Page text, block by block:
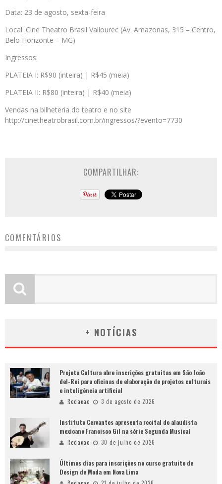
Data: 23 de agosto, sexta-feira
Local: Cine Theatro Brasil Vallourec (Av. Amazonas, 315 – Centro,
Belo Horizonte – MG)
Ingressos:
PLATEIA I: R$90 (inteira) | R$45 (meia)
PLATEIA II: R$80 (inteira) | R$40 (meia)
Vendas na bilheteria do teatro e no site
http://cinetheatrobrasil.com.br/ingressos/?evento=7730
COMPARTILHAR:
COMENTÁRIOS
+ NOTÍCIAS
Projeta Cultura abre inscrições gratuitas em São João
del-Rei para oficinas de elaboração de projetos culturais
e inteligência artificial
Redacao 3 de agosto de 2026
Instituto Cervantes apresenta recital do alaudista
mexicano Francisco Gil na série Segunda Musical
Redacao 30 de julho de 2026
Últimos dias para inscrições no curso gratuito de
Design de Moda em Nova Lima